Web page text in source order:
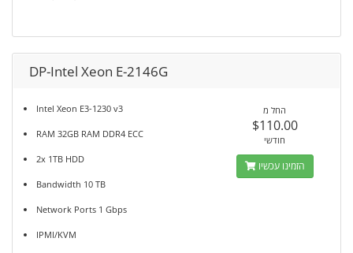
DP-Intel Xeon E-2146G
Intel Xeon E3-1230 v3
RAM 32GB RAM DDR4 ECC
2x 1TB HDD
Bandwidth 10 TB
Network Ports 1 Gbps
IPMI/KVM
החל מ
$110.00
חודשי
הזמינו עכשיו